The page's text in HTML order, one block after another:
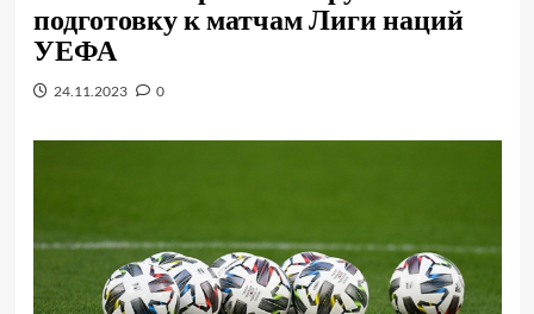
подготовку к матчам Лиги наций
УЕФА
24.11.2023 0